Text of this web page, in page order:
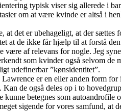
typisk viser sig allerede i
om at være kvinde er altså i
at det er ubehageligt, at der
at de ikke får hjælp til at forstå
af relevans for nogle. Jeg
som kvinder også selvom
udefinerbar ”kønsidentitet”.
er en eller anden form
de også deles op i to
betegnes som
sigende for vores samfund, at